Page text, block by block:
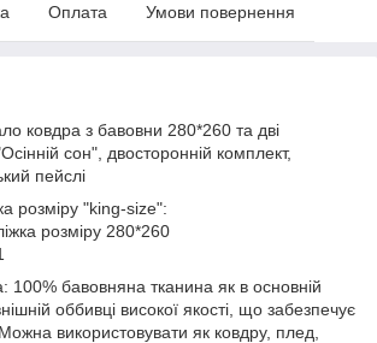
Оплата Умови повернення
ковдра з бавовни 280*260 та дві
сон", двосторонній комплект,
пейслі
розміру "king-size":
розміру 280*260
100% бавовняна тканина як в основній
оббивці високої якості, що забезпечує
використовувати як ковдру, плед,